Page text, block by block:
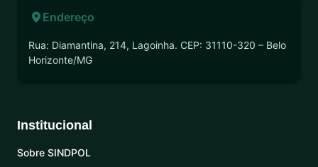
Endereço
Rua: Diamantina, 214, Lagoinha. CEP: 31110-320 – Belo
Horizonte/MG
Institucional
Sobre SINDPOL